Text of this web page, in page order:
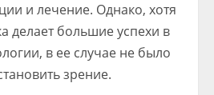
и лечение. Однако, хотя
делает большие успехи в
в ее случае не было
зрение.